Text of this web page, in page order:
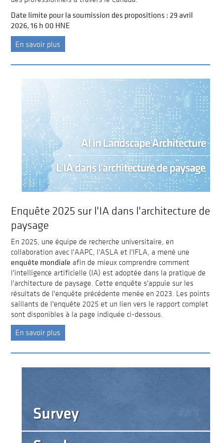
Date limite pour la soumission des propositions : 29 avril
2026, 16 h 00 HNE
En savoir plus
Enquête 2025 sur l'IA dans l'architecture de
paysage
En 2025, une équipe de recherche universitaire, en
collaboration avec l'AAPC, l'ASLA et l'IFLA, a mené une
enquête mondiale afin de mieux comprendre comment
l'intelligence artificielle (IA) est adoptée dans la pratique de
l'architecture de paysage. Cette enquête s'appuie sur les
résultats de l'enquête précédente menée en 2023. Les points
saillants de l'enquête 2025 et un lien vers le rapport complet
sont disponibles à la page indiquée ci-dessous.
En savoir plus